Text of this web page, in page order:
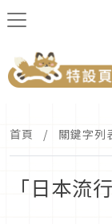
首頁 關鍵字列
「日本流